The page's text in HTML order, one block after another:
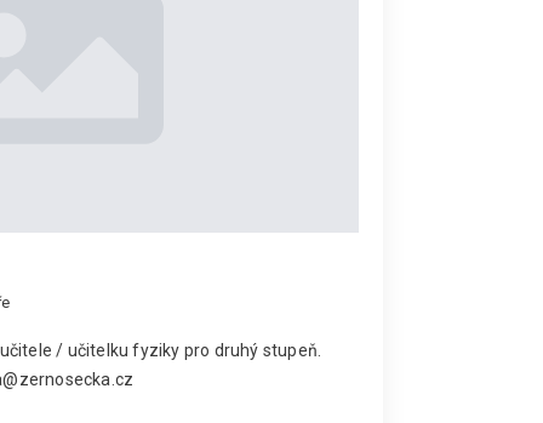
/ učitelku fyziky pro druhý stupeň.